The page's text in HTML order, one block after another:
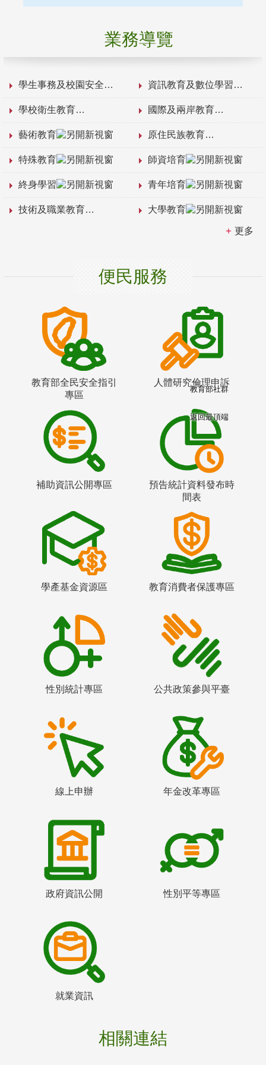
業務導覽
學生事務及校園安全 資訊教育及數位學習
學校衛生教育 國際及兩岸教育
藝術教育 原住民族教育
特殊教育 師資培育
終身學習 青年培育
技術及職業教育 大學教育
更多
便民服務
教育部全民安全指引
專區
人體研究倫理申訴
補助資訊公開專區
預告統計資料發布時
間表
學產基金資源區 教育消費者保護專區
性別統計專區 公共政策參與平臺
線上申辦 年金改革專區
政府資訊公開 性別平等專區
就業資訊
相關連結
教育部社群
返回最頂端